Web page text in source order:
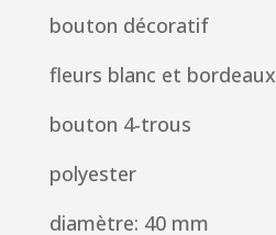
bouton décoratif
fleurs blanc et bordeaux
bouton 4-trous
polyester
diamètre: 40 mm